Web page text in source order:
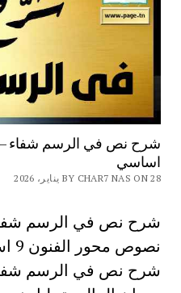
شرح نص في الرسم شفاء –
اساسي
BY CHAR7 NAS ON 28 يناير، 2026
شرح نص في الرسم
شرح نص في الرسم